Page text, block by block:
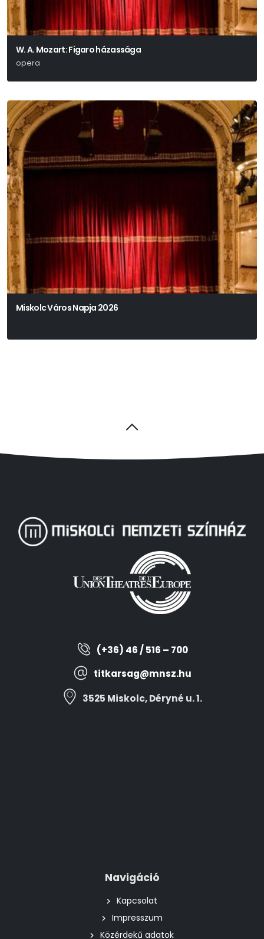
W. A. Mozart: Figaro házassága
opera
Miskolc Város Napja 2026
(+36) 46 / 516 – 700
titkarsag@mnsz.hu
3525 Miskolc, Déryné u. 1.
Navigáció
Kapcsolat
Impresszum
Közérdekű adatok